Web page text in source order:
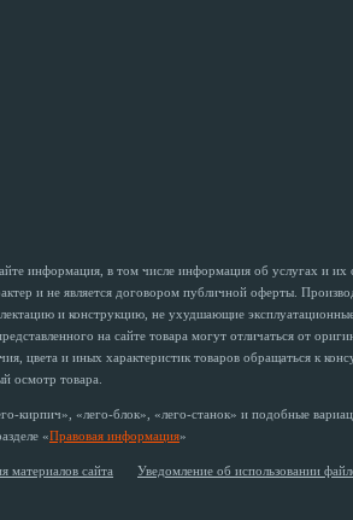
информация, в том числе информация об услугах и
и не является договором публичной оферты.
и конструкцию, не ухудшающие
на сайте товара могут отличаться от
цвета и иных характеристик товаров обращаться к
осмотр товара.
кирпич», «лего-блок», «лего-станок» и подобные
«Правовая информация»
материалов сайта Уведомление об использовании